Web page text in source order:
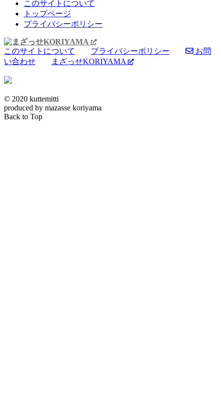
このサイトについて
トップページ
プライバシーポリシー
このサイトについて プライバシーポリシー
お問
い合わせ
まざっせKORIYAMA
© 2020 kuttemitti
produced by mazasse koriyama
Back to Top